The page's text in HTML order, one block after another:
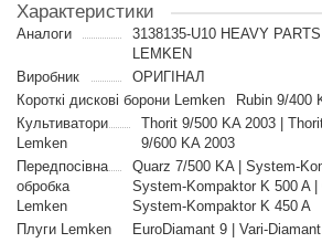
Характеристики
Аналоги
3138135-U10 HEAVY
LEMKEN
Виробник
ОРИГІНАЛ
Короткі дискові борони Lemken
Rubin 9/400
Культиватори
Lemken
Thorit 9/500 KA 2003 |
9/600 KA 2003
Передпосівна
обробка
Lemken
Quarz 7/500 KA | System-
System-Kompaktor K 500 A |
System-Kompaktor K 450 A
Плуги Lemken
EuroDiamant 9 | Vari-